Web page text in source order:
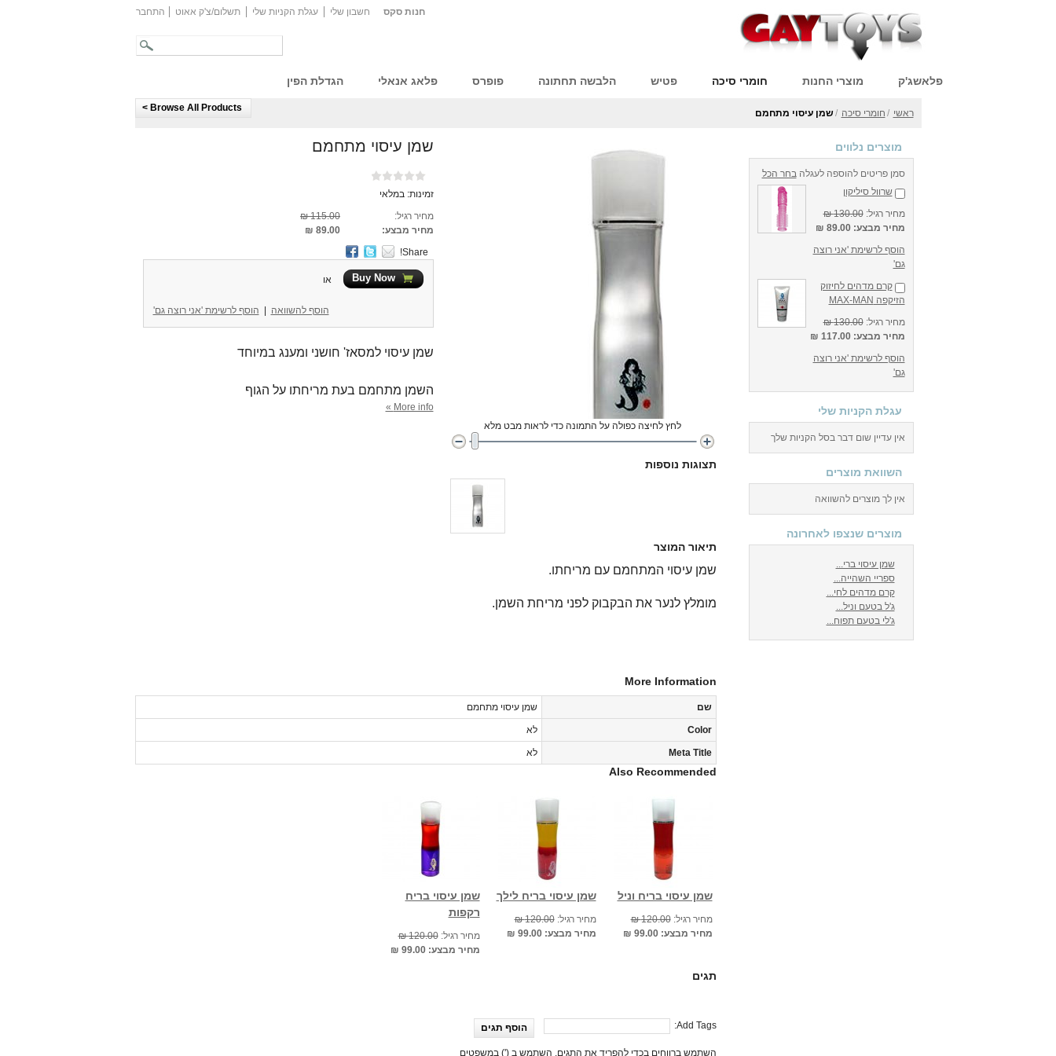
חשבון שלי עגלת הקניות שלי תשלום/צ'ק אאוט התחבר חנות סקס
פלאשג'ק מוצרי החנות חומרי סיכה פטיש הלבשה תחתונה פופרס פלאג אנאלי הגדלת הפין
ראשי / חומרי סיכה /שמן עיסוי מתחמם Browse All Products >
מוצרים נלווים
סמן פריטים להוספה לעגלהבחר הכל
שרוול סיליקון
מחיר רגיל: 130.00 ₪
מחיר מבצע: 89.00 ₪
הוסף לרשימת 'אני רוצה
גם'
קרם מדהים לחיזוק
הזיקפה MAX-MAN
מחיר רגיל: 130.00 ₪
מחיר מבצע: 117.00 ₪
הוסף לרשימת 'אני רוצה
גם'
עגלת הקניות שלי
אין עדיין שום דבר בסל הקניות שלך
השוואת מוצרים
אין לך מוצרים להשוואה
מוצרים שנצפו לאחרונה
שמן עיסוי ברי...
ספריי השהייה...
קרם מדהים לחי...
ג'ל בטעם וניל...
ג'לי בטעם תפוח...
לחץ לחיצה כפולה על התמונה כדי לראות מבט מלא
תצוגות נוספות
שמן עיסוי מתחמם
זמינות:במלאי
מחיר רגיל:
115.00 ₪
מחיר מבצע:
89.00 ₪
Share!
Buy Now או
הוסף לרשימת 'אני רוצה גם' הוסף להשוואה
שמן עיסוי למסאז' חושני ומענג במיוחד
השמן מתחמם בעת מריחתו על הגוף
More info »
תיאור המוצר
שמן עיסוי המתחמם עם מריחתו.
מומלץ לנער את הבקבוק לפני מריחת השמן.
More Information
שם שמן עיסוי מתחמם
Color לא
Meta Title לא
Also Recommended
שמן עיסוי בריח וניל
מחיר רגיל: 120.00 ₪
מחיר מבצע: 99.00 ₪
שמן עיסוי בריח לילך
מחיר רגיל: 120.00 ₪
מחיר מבצע: 99.00 ₪
שמן עיסוי בריח
רקפות
מחיר רגיל: 120.00 ₪
מחיר מבצע: 99.00 ₪
תגים
Add Tags: הוסף תגים
השתמש ברווחים בכדי להפריד את התגים. השתמש ב (') במשפטים